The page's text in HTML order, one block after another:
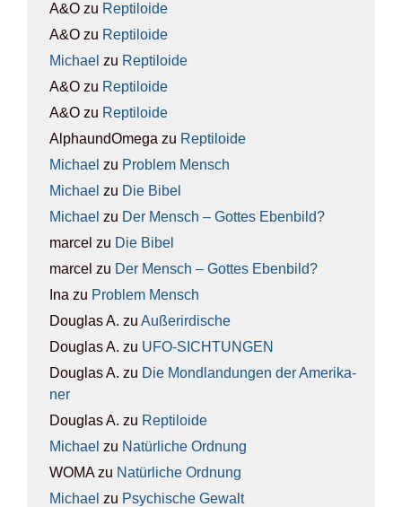
A&O zu Rep­ti­lo­ide
A&O zu Rep­ti­lo­ide
Michael zu Rep­ti­lo­ide
A&O zu Rep­ti­lo­ide
A&O zu Rep­ti­lo­ide
AlphaundOmega zu Rep­ti­lo­ide
Michael zu Pro­blem Mensch
Michael zu Die Bibel
Michael zu Der Mensch – Got­tes Eben­bild?
marcel zu Die Bibel
marcel zu Der Mensch – Got­tes Eben­bild?
Ina zu Pro­blem Mensch
Douglas A. zu Außer­ir­di­sche
Douglas A. zu UFO-SICH­TUN­GEN
Douglas A. zu Die Mond­lan­dun­gen der Ame­ri­ka­
ner
Douglas A. zu Rep­ti­lo­ide
Michael zu Natür­li­che Ord­nung
WOMAzu Natür­li­che Ord­nung
Michael zu Psy­chi­sche Gewalt